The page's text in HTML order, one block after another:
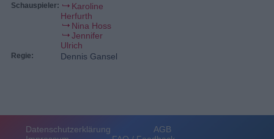
Schauspieler:
Karoline
Herfurth
Nina Hoss
Jennifer
Ulrich
Regie: Dennis Gansel
Datenschutzerklärung
AGB